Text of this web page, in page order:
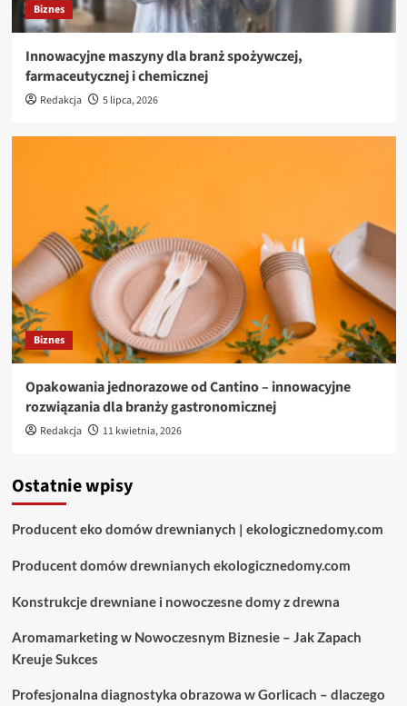
Biznes
Innowacyjne maszyny dla branż spożywczej,
farmaceutycznej i chemicznej
Redakcja 5 lipca, 2026
Biznes
Opakowania jednorazowe od Cantino – innowacyjne
rozwiązania dla branży gastronomicznej
Redakcja 11 kwietnia, 2026
Ostatnie wpisy
Producent eko domów drewnianych | ekologicznedomy.com
Producent domów drewnianych ekologicznedomy.com
Konstrukcje drewniane i nowoczesne domy z drewna
Aromamarketing w Nowoczesnym Biznesie – Jak Zapach
Kreuje Sukces
Profesjonalna diagnostyka obrazowa w Gorlicach – dlaczego